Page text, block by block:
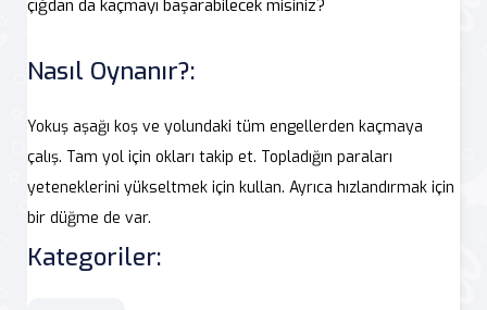
çığdan da kaçmayı başarabilecek misiniz?
Nasıl Oynanır?:
Yokuş aşağı koş ve yolundaki tüm engellerden kaçmaya
çalış. Tam yol için okları takip et. Topladığın paraları
yeteneklerini yükseltmek için kullan. Ayrıca hızlandırmak için
bir düğme de var.
Kategoriler: